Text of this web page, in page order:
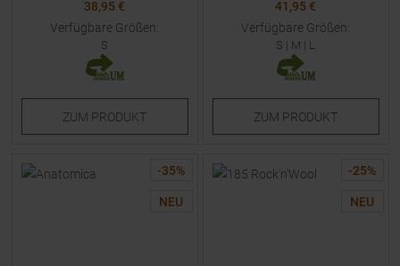
38,95 €
Verfügbare Größen:
S
ZUM PRODUKT
41,95 €
Verfügbare Größen:
S | M | L
ZUM PRODUKT
-35%
NEU
-25%
NEU